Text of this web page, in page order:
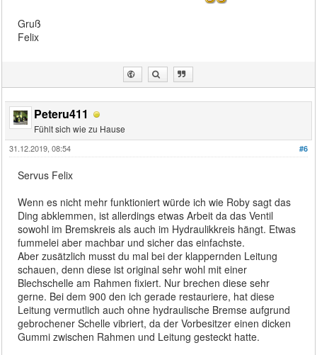
Gruß
Felix
Peteru411
Fühlt sich wie zu Hause
#6
31.12.2019, 08:54
Servus Felix
Wenn es nicht mehr funktioniert würde ich wie Roby sagt das
Ding abklemmen, ist allerdings etwas Arbeit da das Ventil
sowohl im Bremskreis als auch im Hydraulikkreis hängt. Etwas
fummelei aber machbar und sicher das einfachste.
Aber zusätzlich musst du mal bei der klappernden Leitung
schauen, denn diese ist original sehr wohl mit einer
Blechschelle am Rahmen fixiert. Nur brechen diese sehr
gerne. Bei dem 900 den ich gerade restauriere, hat diese
Leitung vermutlich auch ohne hydraulische Bremse aufgrund
gebrochener Schelle vibriert, da der Vorbesitzer einen dicken
Gummi zwischen Rahmen und Leitung gesteckt hatte.